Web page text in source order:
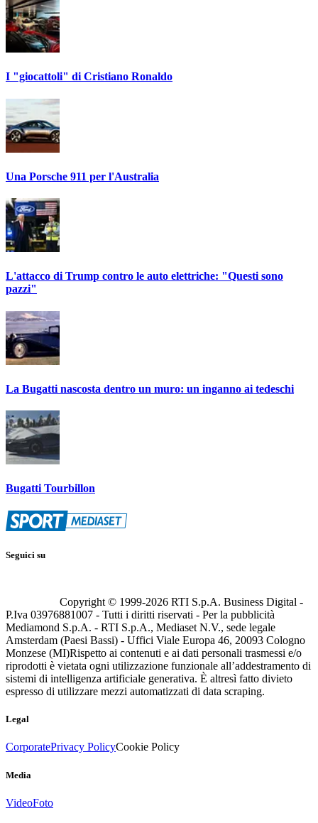
I "giocattoli" di Cristiano Ronaldo
Una Porsche 911 per l'Australia
L'attacco di Trump contro le auto elettriche: "Questi sono
pazzi"
La Bugatti nascosta dentro un muro: un inganno ai tedeschi
Bugatti Tourbillon
Seguici su
Copyright © 1999-2026 RTI S.p.A. Business Digital -
P.Iva 03976881007 - Tutti i diritti riservati - Per la pubblicità
Mediamond S.p.A. - RTI S.p.A., Mediaset N.V., sede legale
Amsterdam (Paesi Bassi) - Uffici Viale Europa 46, 20093 Cologno
Monzese (MI)Rispetto ai contenuti e ai dati personali trasmessi e/o
riprodotti è vietata ogni utilizzazione funzionale all’addestramento di
sistemi di intelligenza artificiale generativa. È altresì fatto divieto
espresso di utilizzare mezzi automatizzati di data scraping.
Legal
CorporatePrivacy PolicyCookie Policy
Media
VideoFoto